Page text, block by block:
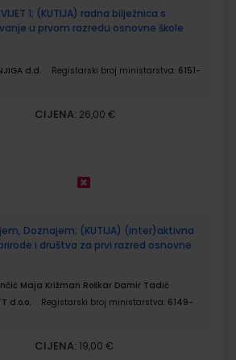
1; (KUTIJA) radna bilježnica s
u prvom razredu osnovne škole
d.d. Registarski broj ministarstva: 6151-
CIJENA: 26,00 €
Doznajem; (KUTIJA) (inter)aktivna
i društva za prvi razred osnovne
Maja Križman Roškar Damir Tadić
d.o.o. Registarski broj ministarstva: 6149-
CIJENA: 19,00 €